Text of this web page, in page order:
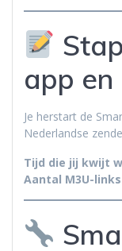
app en
Je herstart de
Nederlandse
Tijd die jij kwijt
Aantal M3U-